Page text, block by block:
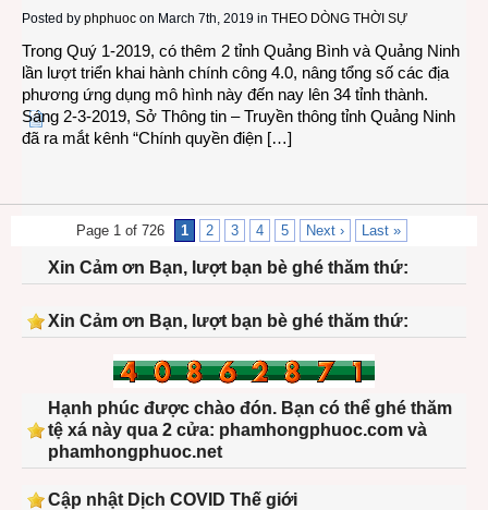
Posted by phphuoc on March 7th, 2019 in THEO DÒNG THỜI SỰ
Trong Quý 1-2019, có thêm 2 tỉnh Quảng Bình và Quảng Ninh
lần lượt triển khai hành chính công 4.0, nâng tổng số các địa
phương ứng dụng mô hình này đến nay lên 34 tỉnh thành.
Sáng 2-3-2019, Sở Thông tin – Truyền thông tỉnh Quảng Ninh
đã ra mắt kênh “Chính quyền điện […]
Page 1 of 726 1 2 3 4 5 Next › Last »
Xin Cảm ơn Bạn, lượt bạn bè ghé thăm thứ:
Xin Cảm ơn Bạn, lượt bạn bè ghé thăm thứ:
Hạnh phúc được chào đón. Bạn có thể ghé thăm
tệ xá này qua 2 cửa: phamhongphuoc.com và
phamhongphuoc.net
Cập nhật Dịch COVID Thế giới